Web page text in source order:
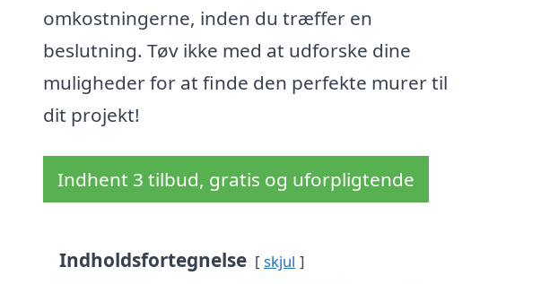
omkostningerne, inden du træffer en
beslutning. Tøv ikke med at udforske dine
muligheder for at finde den perfekte murer til
dit projekt!
Indhent 3 tilbud, gratis og uforpligtende
Indholdsfortegnelse skjul